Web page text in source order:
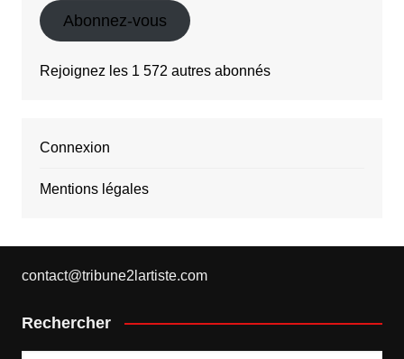
Abonnez-vous
Rejoignez les 1 572 autres abonnés
Connexion
Mentions légales
contact@tribune2lartiste.com
Rechercher